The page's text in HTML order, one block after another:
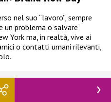
nel suo “lavoro”, sempre
un problema o salvare
York ma, in realtà, vive ai
o contatti umani rilevanti,